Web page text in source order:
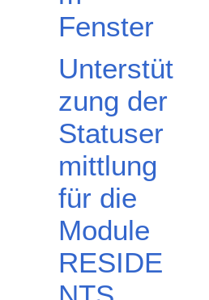
Fenster
Unterstüt
zung der
Statuser
mittlung
für die
Module
RESIDE